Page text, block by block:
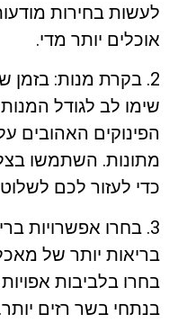
לעשות בחירות
אוכלים יותר מדי.
2. בקרת מנות:
שימו לב לגודל
הפינוקים האהובים
מתונות. השתמשו
כדי לעזור לכם
3. בחרו אפשרויות
בריאות יותר של
בחרו בלביבות
בנתחי בשר רזים